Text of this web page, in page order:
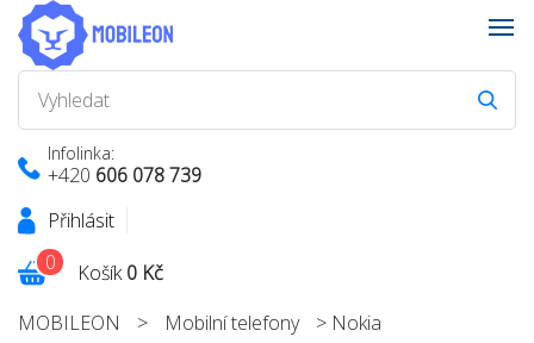
Infolinka:
+420 606 078 739
Přihlásit
Košík0 Kč
0
MOBILEON > Mobilní telefony > Nokia